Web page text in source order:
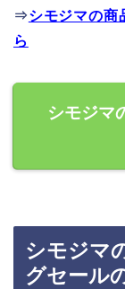
⇒シモジマの商
ら
シモジマ
シモジマ
グセール